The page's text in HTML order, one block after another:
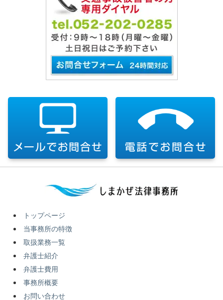
トップページ
当事務所の特徴
取扱業務一覧
弁護士紹介
弁護士費用
事務所概要
お問い合わせ